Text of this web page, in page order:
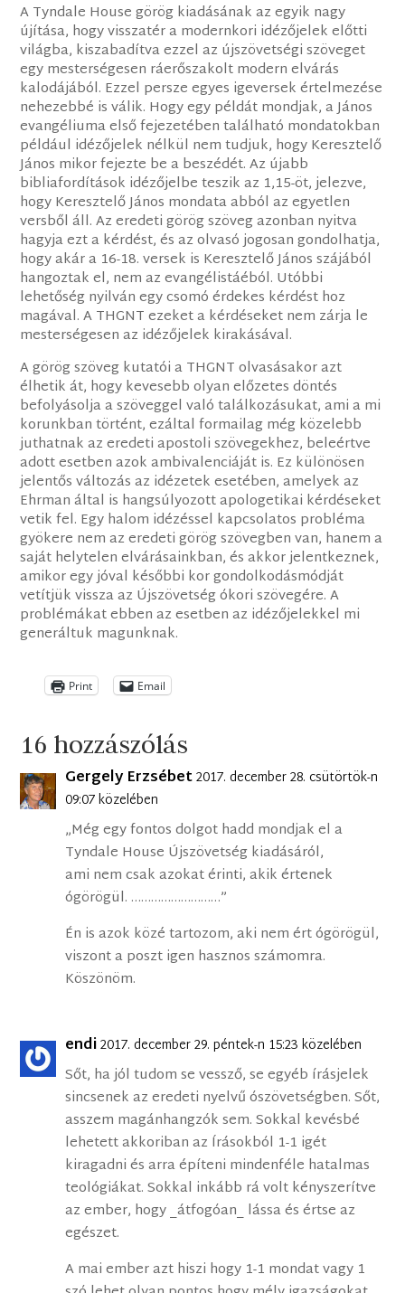
A Tyndale House görög kiadásának az egyik nagy
újítása, hogy visszatér a modernkori idézőjelek előtti
világba, kiszabadítva ezzel az újszövetségi szöveget
egy mesterségesen ráerőszakolt modern elvárás
kalodájából. Ezzel persze egyes igeversek értelmezése
nehezebbé is válik. Hogy egy példát mondjak, a János
evangéliuma első fejezetében található mondatokban
például idézőjelek nélkül nem tudjuk, hogy Keresztelő
János mikor fejezte be a beszédét. Az újabb
bibliafordítások idézőjelbe teszik az 1,15-öt, jelezve,
hogy Keresztelő János mondata abból az egyetlen
versből áll. Az eredeti görög szöveg azonban nyitva
hagyja ezt a kérdést, és az olvasó jogosan gondolhatja,
hogy akár a 16-18. versek is Keresztelő János szájából
hangoztak el, nem az evangélistáéból. Utóbbi
lehetőség nyilván egy csomó érdekes kérdést hoz
magával. A THGNT ezeket a kérdéseket nem zárja le
mesterségesen az idézőjelek kirakásával.
A görög szöveg kutatói a THGNT olvasásakor azt
élhetik át, hogy kevesebb olyan előzetes döntés
befolyásolja a szöveggel való találkozásukat, ami a mi
korunkban történt, ezáltal formailag még közelebb
juthatnak az eredeti apostoli szövegekhez, beleértve
adott esetben azok ambivalenciáját is. Ez különösen
jelentős változás az idézetek esetében, amelyek az
Ehrman által is hangsúlyozott apologetikai kérdéseket
vetik fel. Egy halom idézéssel kapcsolatos probléma
gyökere nem az eredeti görög szövegben van, hanem a
saját helytelen elvárásainkban, és akkor jelentkeznek,
amikor egy jóval későbbi kor gondolkodásmódját
vetítjük vissza az Újszövetség ókori szövegére. A
problémákat ebben az esetben az idézőjelekkel mi
generáltuk magunknak.
Print Email
16 hozzászólás
Gergely Erzsébet2017. december 28. csütörtök-n
09:07 közelében
„Még egy fontos dolgot hadd mondjak el a
Tyndale House Újszövetség kiadásáról,
ami nem csak azokat érinti, akik értenek
ógörögül. ………………………”
Én is azok közé tartozom, aki nem ért ógörögül,
viszont a poszt igen hasznos számomra.
Köszönöm.
endi2017. december 29. péntek-n 15:23 közelében
Sőt, ha jól tudom se vessző, se egyéb írásjelek
sincsenek az eredeti nyelvű ószövetségben. Sőt,
asszem magánhangzók sem. Sokkal kevésbé
lehetett akkoriban az Írásokból 1-1 igét
kiragadni és arra építeni mindenféle hatalmas
teológiákat. Sokkal inkább rá volt kényszerítve
az ember, hogy _átfogóan_ lássa és értse az
egészet.
A mai ember azt hiszi hogy 1-1 mondat vagy 1